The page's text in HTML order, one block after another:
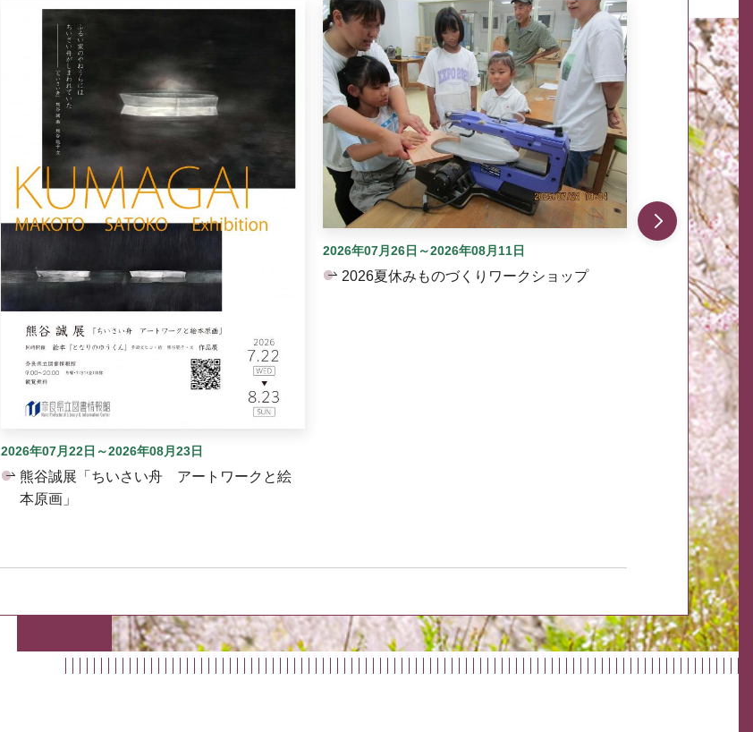
2026年07月22日～2026年08月23日
熊谷誠展「ちいさい舟 アートワークと絵
本原画」
2026年07月26日～2026年08月11日
2026夏休みものづくりワークショップ